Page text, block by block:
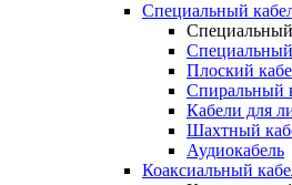
Специальный
Специальный
Плоский
Спиральный
Кабели для
Шахтный
Аудиокабель
Коаксиальный